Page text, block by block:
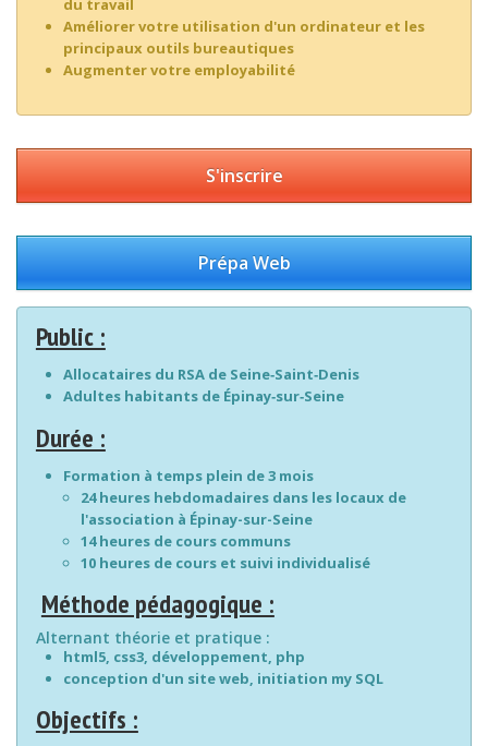
du travail
Améliorer votre utilisation d'un ordinateur et les
principaux outils bureautiques
Augmenter votre employabilité
S'inscrire
Prépa Web
Public :
Allocataires du RSA de Seine‐Saint‐Denis
Adultes habitants de Épinay‐sur‐Seine
Durée :
Formation à temps plein de 3 mois
24 heures hebdomadaires dans les locaux de
l'association à Épinay-sur-Seine
14 heures de cours communs
10 heures de cours et suivi individualisé
Méthode pédagogique :
Alternant théorie et pratique :
html5, css3, développement, php
conception d'un site web, initiation my SQL
Objectifs :